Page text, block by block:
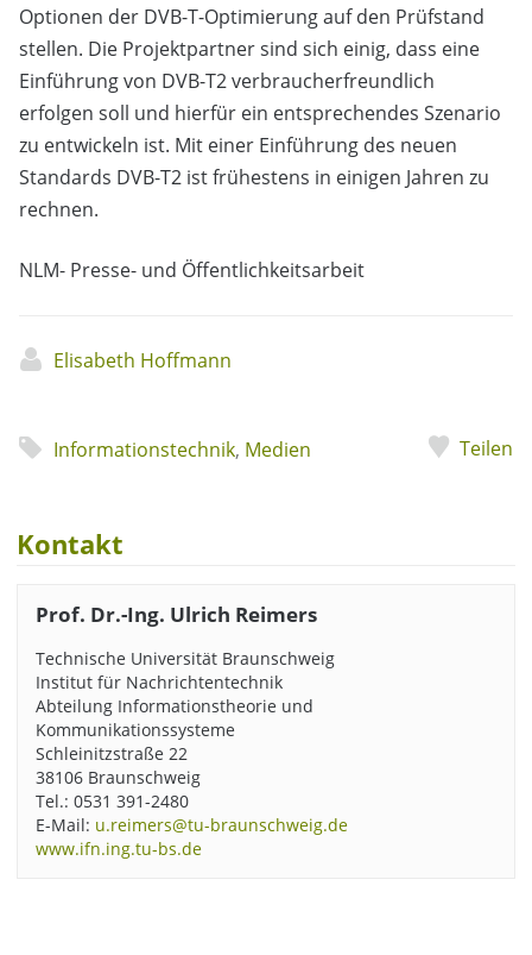
Optionen der DVB-T-Optimierung auf den Prüfstand
stellen. Die Projektpartner sind sich einig, dass eine
Einführung von DVB-T2 verbraucherfreundlich
erfolgen soll und hierfür ein entsprechendes Szenario
zu entwickeln ist. Mit einer Einführung des neuen
Standards DVB-T2 ist frühestens in einigen Jahren zu
rechnen.
NLM- Presse- und Öffentlichkeitsarbeit
Elisabeth Hoffmann
Informationstechnik, Medien Teilen
Kontakt
Prof. Dr.-Ing. Ulrich Reimers
Technische Universität Braunschweig
Institut für Nachrichtentechnik
Abteilung Informationstheorie und
Kommunikationssysteme
Schleinitzstraße 22
38106 Braunschweig
Tel.: 0531 391-2480
E-Mail: u.reimers@tu-braunschweig.de
www.ifn.ing.tu-bs.de